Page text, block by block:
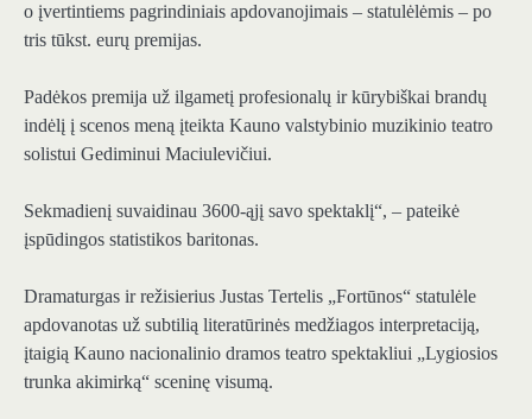
o įvertintiems pagrindiniais apdovanojimais – statulėlėmis – po
tris tūkst. eurų premijas.
Padėkos premija už ilgametį profesionalų ir kūrybiškai brandų
indėlį į scenos meną įteikta Kauno valstybinio muzikinio teatro
solistui Gediminui Maciulevičiui.
Sekmadienį suvaidinau 3600-ąjį savo spektaklį“, – pateikė
įspūdingos statistikos baritonas.
Dramaturgas ir režisierius Justas Tertelis „Fortūnos“ statulėle
apdovanotas už subtilią literatūrinės medžiagos interpretaciją,
įtaigią Kauno nacionalinio dramos teatro spektakliui „Lygiosios
trunka akimirką“ sceninę visumą.